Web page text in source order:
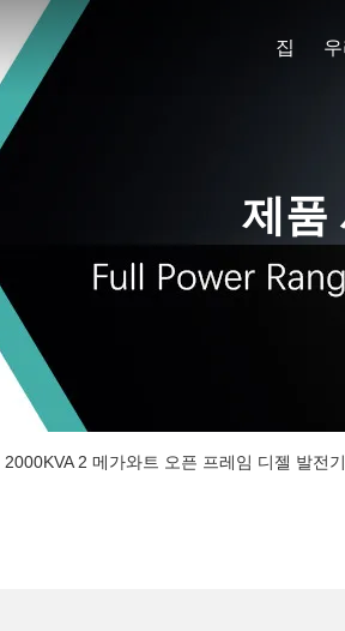
집
제품
2000KVA 2 메가와트 오픈 프레임 디젤 발전